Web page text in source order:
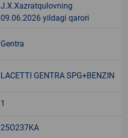
J.X.Xazratqulovning
09.06.2026 yildagi qarori
Gentra
LACETTI GENTRA SPG+BENZIN
1
25O237KA